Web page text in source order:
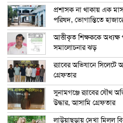
প্রশাসক না থাকায় এক
পরিষদ, ভোগান্তিতে
আত্তীকৃত শিক্ষককে অধ্যক্ষ
সমালোচনার ঝড়
র‍্যাবের অভিযানে
গ্রেফতার
সুনামগঞ্জে র‍্যাবের যৌথ
উদ্ধার, আসামি গ্রেফতার
লাউয়াছড়ায় দেখা মিলল